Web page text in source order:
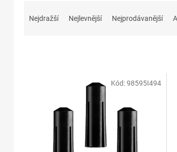
Nejdražší Nejlevnější Nejprodávanější
Kód:98595I494